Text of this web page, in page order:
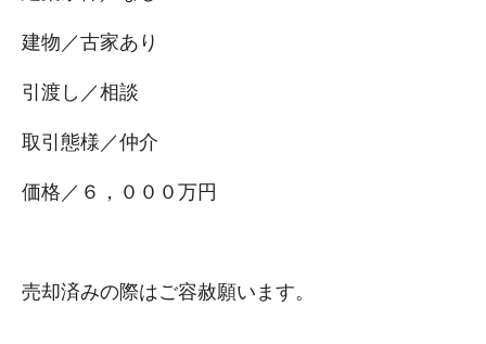
建物／古家あり
引渡し／相談
取引態様／仲介
価格／６，０００万円
売却済みの際はご容赦願います。